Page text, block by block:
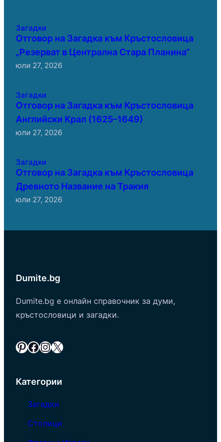
Загадки
Отговор на Загадка към Кръстословица
„Резерват в Централна Стара Планина“
юли 27, 2026
Загадки
Отговор на Загадка към Кръстословица
Английски Крал (1625–1649)
юли 27, 2026
Загадки
Отговор на Загадка към Кръстословица
Древното Название на Тракия
юли 27, 2026
Dumite.bg
Dumite.bg е онлайн справочник за думи,
кръстословици и загадки.
Pinterest Facebook InstagramX
Категории
Загадки
Столици